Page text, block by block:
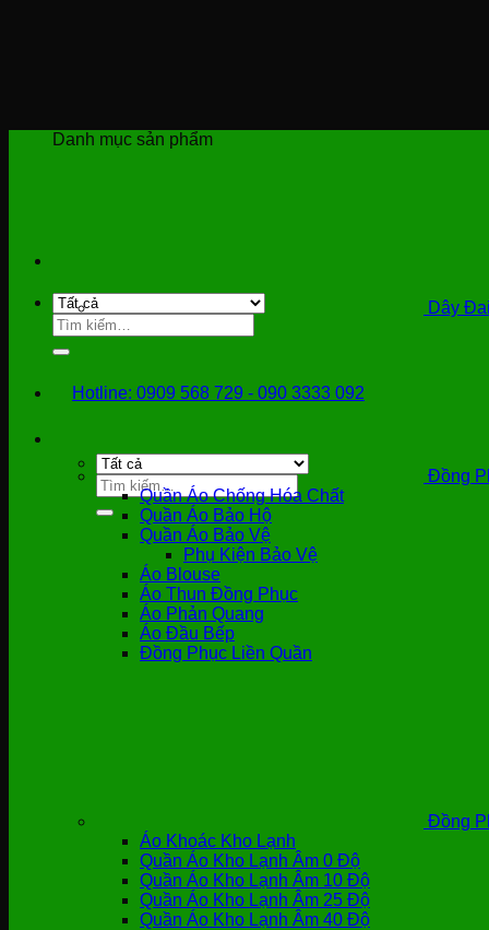
Tìm
kiếm:
Hotline: 0909 568 729 - 090 3333 092
Tìm
kiếm:
Danh mục sản phẩm
Dây
Đồng
Quần Áo Chống Hóa Chất
Quần Áo Bảo Hộ
Quần Áo Bảo Vệ
Phụ Kiện Bảo Vệ
Áo Blouse
Áo Thun Đồng Phục
Áo Phản Quang
Áo Đầu Bếp
Đồng Phục Liền Quần
Đồng
Áo Khoác Kho Lạnh
Quần Áo Kho Lạnh Âm 0 Độ
Quần Áo Kho Lạnh Âm 10 Độ
Quần Áo Kho Lạnh Âm 25 Độ
Quần Áo Kho Lạnh Âm 40 Độ